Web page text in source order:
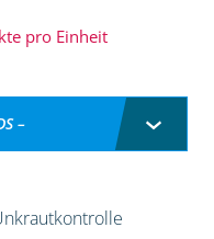
pro Einheit
–